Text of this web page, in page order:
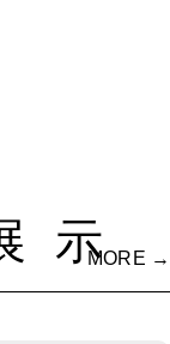
示
MORE →